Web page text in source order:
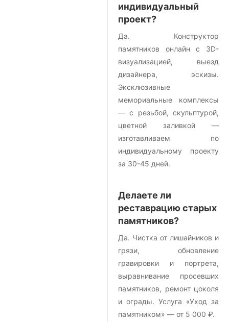
индивидуальный
проект?
Да. Конструктор
памятников онлайн с 3D-
визуализацией, выезд
дизайнера, эскизы.
Эксклюзивные
мемориальные комплексы
— с резьбой, скульптурой,
цветной заливкой —
изготавливаем по
индивидуальному проекту
за 30-45 дней.
Делаете ли
реставрацию старых
памятников?
Да. Чистка от лишайников и
грязи, обновление
гравировки и портрета,
выравнивание просевших
памятников, ремонт цоколя
и ограды. Услуга «Уход за
памятником» — от 5 000 ₽.